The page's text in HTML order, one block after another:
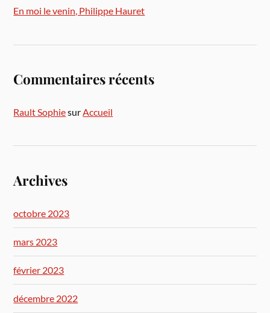
En moi le venin, Philippe Hauret
Commentaires récents
Rault SophiesurAccueil
Archives
octobre 2023
mars 2023
février 2023
décembre 2022